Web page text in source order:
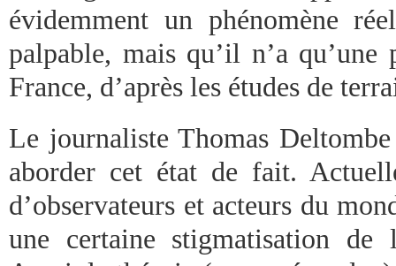
évidemment un phénomène
palpable, mais qu’il n’a qu’une
France, d’après les études de
Le journaliste Thomas
aborder cet état de fait.
d’observateurs et acteurs du
une certaine stigmatisation de